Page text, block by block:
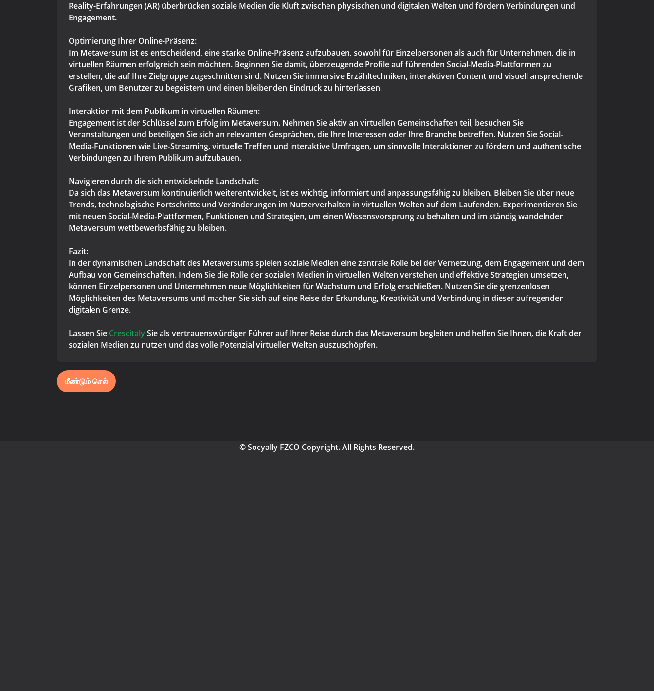
Reality-Erfahrungen (AR) überbrücken soziale Medien die Kluft zwischen physischen und digitalen Welten und fördern Verbindungen und
Engagement.
Optimierung Ihrer Online-Präsenz:
Im Metaversum ist es entscheidend, eine starke Online-Präsenz aufzubauen, sowohl für Einzelpersonen als auch für Unternehmen, die in
virtuellen Räumen erfolgreich sein möchten. Beginnen Sie damit, überzeugende Profile auf führenden Social-Media-Plattformen zu
erstellen, die auf Ihre Zielgruppe zugeschnitten sind. Nutzen Sie immersive Erzähltechniken, interaktiven Content und visuell ansprechende
Grafiken, um Benutzer zu begeistern und einen bleibenden Eindruck zu hinterlassen.
Interaktion mit dem Publikum in virtuellen Räumen:
Engagement ist der Schlüssel zum Erfolg im Metaversum. Nehmen Sie aktiv an virtuellen Gemeinschaften teil, besuchen Sie
Veranstaltungen und beteiligen Sie sich an relevanten Gesprächen, die Ihre Interessen oder Ihre Branche betreffen. Nutzen Sie Social-
Media-Funktionen wie Live-Streaming, virtuelle Treffen und interaktive Umfragen, um sinnvolle Interaktionen zu fördern und authentische
Verbindungen zu Ihrem Publikum aufzubauen.
Navigieren durch die sich entwickelnde Landschaft:
Da sich das Metaversum kontinuierlich weiterentwickelt, ist es wichtig, informiert und anpassungsfähig zu bleiben. Bleiben Sie über neue
Trends, technologische Fortschritte und Veränderungen im Nutzerverhalten in virtuellen Welten auf dem Laufenden. Experimentieren Sie
mit neuen Social-Media-Plattformen, Funktionen und Strategien, um einen Wissensvorsprung zu behalten und im ständig wandelnden
Metaversum wettbewerbsfähig zu bleiben.
Fazit:
In der dynamischen Landschaft des Metaversums spielen soziale Medien eine zentrale Rolle bei der Vernetzung, dem Engagement und dem
Aufbau von Gemeinschaften. Indem Sie die Rolle der sozialen Medien in virtuellen Welten verstehen und effektive Strategien umsetzen,
können Einzelpersonen und Unternehmen neue Möglichkeiten für Wachstum und Erfolg erschließen. Nutzen Sie die grenzenlosen
Möglichkeiten des Metaversums und machen Sie sich auf eine Reise der Erkundung, Kreativität und Verbindung in dieser aufregenden
digitalen Grenze.
Lassen Sie CrescitalySie als vertrauenswürdiger Führer auf Ihrer Reise durch das Metaversum begleiten und helfen Sie Ihnen, die Kraft der
sozialen Medien zu nutzen und das volle Potenzial virtueller Welten auszuschöpfen.
மீண்டும் செல்
© Socyally FZCO Copyright. All Rights Reserved.